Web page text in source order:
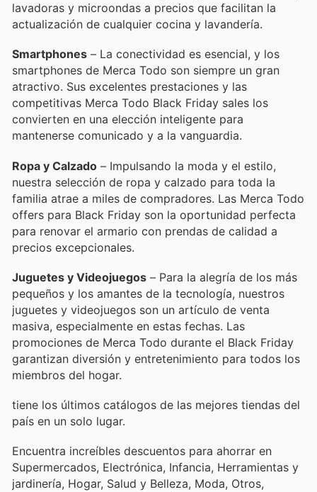
lavadoras y microondas a precios que facilitan la
actualización de cualquier cocina y lavandería.
Smartphones – La conectividad es esencial, y los
smartphones de Merca Todo son siempre un gran
atractivo. Sus excelentes prestaciones y las
competitivas Merca Todo Black Friday sales los
convierten en una elección inteligente para
mantenerse comunicado y a la vanguardia.
Ropa y Calzado – Impulsando la moda y el estilo,
nuestra selección de ropa y calzado para toda la
familia atrae a miles de compradores. Las Merca Todo
offers para Black Friday son la oportunidad perfecta
para renovar el armario con prendas de calidad a
precios excepcionales.
Juguetes y Videojuegos – Para la alegría de los más
pequeños y los amantes de la tecnología, nuestros
juguetes y videojuegos son un artículo de venta
masiva, especialmente en estas fechas. Las
promociones de Merca Todo durante el Black Friday
garantizan diversión y entretenimiento para todos los
miembros del hogar.
tiene los últimos catálogos de las mejores tiendas del
país en un solo lugar.
Encuentra increíbles descuentos para ahorrar en
Supermercados, Electrónica, Infancia, Herramientas y
jardinería, Hogar, Salud y Belleza, Moda, Otros,